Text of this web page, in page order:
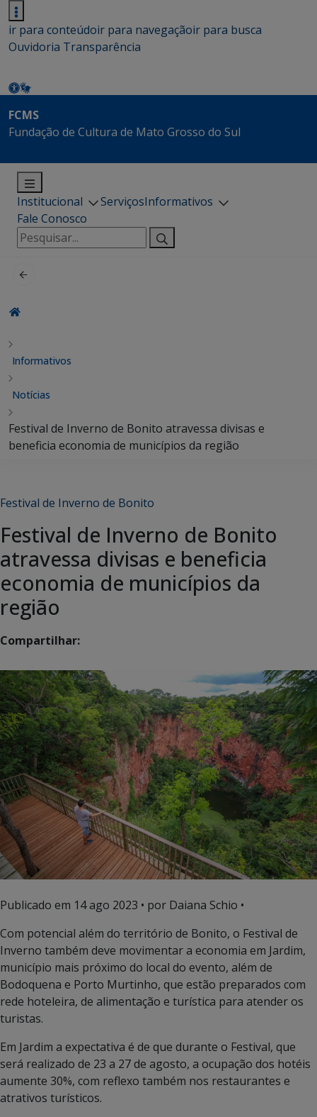
ir para conteúdoir para navegaçãoir para busca
Ouvidoria Transparência
FCMS
Fundação de Cultura de Mato Grosso do Sul
Institucional ServiçosInformativos
Fale Conosco
Pesquisar
por:
Informativos
Notícias
Festival de Inverno de Bonito atravessa divisas e
beneficia economia de municípios da região
Festival de Inverno de Bonito
Festival de Inverno de Bonito
atravessa divisas e beneficia
economia de municípios da
região
Compartilhar:
Publicado em 14 ago 2023 • por Daiana Schio •
Com potencial além do território de Bonito, o Festival de
Inverno também deve movimentar a economia em Jardim,
município mais próximo do local do evento, além de
Bodoquena e Porto Murtinho, que estão preparados com
rede hoteleira, de alimentação e turística para atender os
turistas.
Em Jardim a expectativa é de que durante o Festival, que
será realizado de 23 a 27 de agosto, a ocupação dos hotéis
aumente 30%, com reflexo também nos restaurantes e
atrativos turísticos.